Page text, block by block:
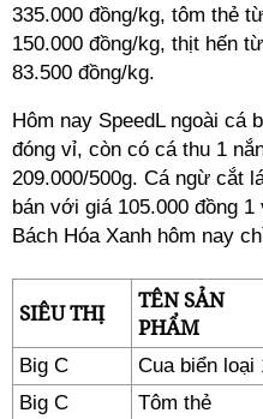
335.000 đồng/kg, tôm thẻ
150.000 đồng/kg, thịt hến
83.500 đồng/kg.
Hôm nay SpeedL ngoài cá
đóng vỉ, còn có cá thu 1
209.000/500g. Cá ngừ cắt
bán với giá 105.000 đồng
Bách Hóa Xanh hôm nay
SIÊU THỊ
TÊN SẢN
PHẨM
Big C Cua biển loại
Big C
Tôm thẻ